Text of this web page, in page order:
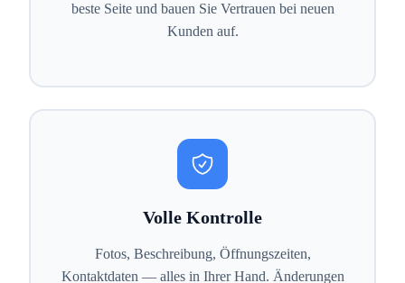
beste Seite und bauen Sie Vertrauen bei neuen
Kunden auf.
Volle Kontrolle
Fotos, Beschreibung, Öffnungszeiten,
Kontaktdaten — alles in Ihrer Hand. Änderungen